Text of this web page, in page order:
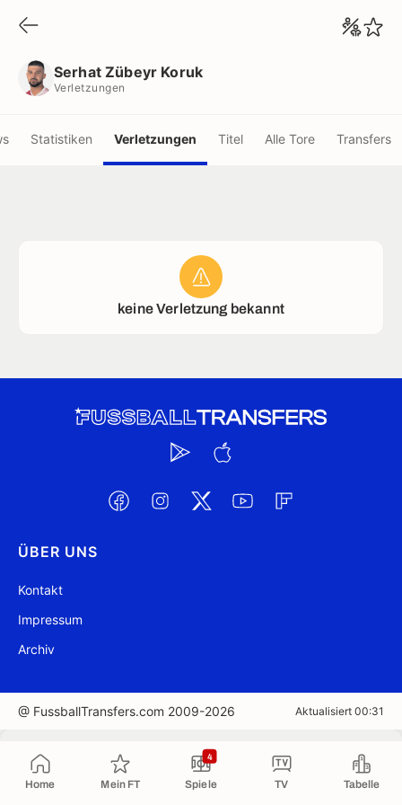
Home Mein FT Spiele
4
TV Tabelle
Serhat Zübeyr Koruk
Verletzungen
Statistiken Verletzungen Titel Alle Tore Transfers
keine Verletzung bekannt
ÜBER UNS
Kontakt
Impressum
Archiv
@ FussballTransfers.com 2009-2026 Aktualisiert 00:31